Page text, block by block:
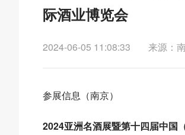
际酒业博览会
2024-06-05 11:08:33 来源：
参展信息（南京）
2024亚洲名酒展暨第十四届中国